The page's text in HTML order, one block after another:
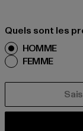
Quels sont les
HOMME
FEMME